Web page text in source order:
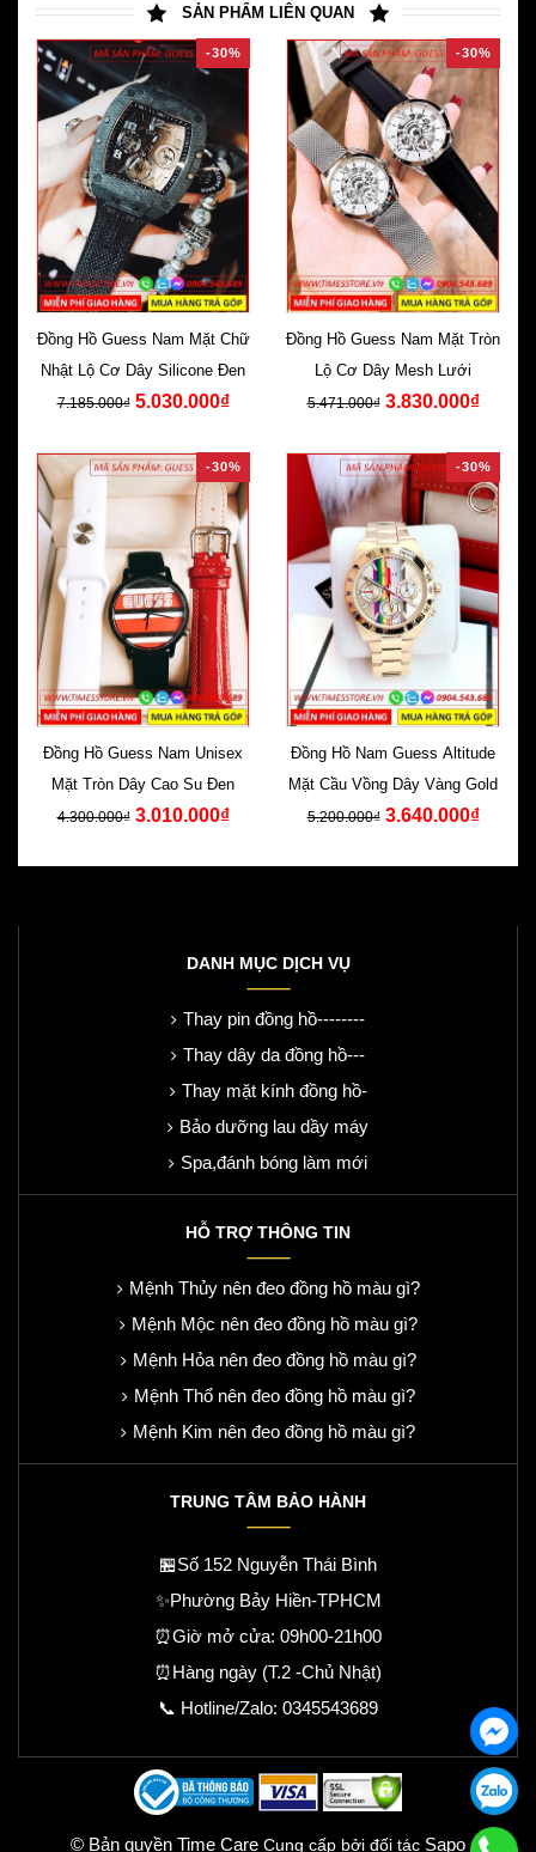
SẢN PHẨM LIÊN QUAN
-30%
Đồng Hồ Guess Nam Mặt Chữ
Nhật Lộ Cơ Dây Silicone Đen
7.185.000₫ 5.030.000₫
-30%
Đồng Hồ Guess Nam Mặt Tròn
Lộ Cơ Dây Mesh Lưới
5.471.000₫ 3.830.000₫
-30%
Đồng Hồ Guess Nam Unisex
Mặt Tròn Dây Cao Su Đen
4.300.000₫ 3.010.000₫
-30%
Đồng Hồ Nam Guess Altitude
Mặt Cầu Vồng Dây Vàng Gold
5.200.000₫ 3.640.000₫
DANH MỤC DỊCH VỤ
Thay pin đồng hồ--------
Thay dây da đồng hồ---
Thay mặt kính đồng hồ-
Bảo dưỡng lau dầy máy
Spa,đánh bóng làm mới
HỖ TRỢ THÔNG TIN
Mệnh Thủy nên đeo đồng hồ màu gì?
Mệnh Mộc nên đeo đồng hồ màu gì?
Mệnh Hỏa nên đeo đồng hồ màu gì?
Mệnh Thổ nên đeo đồng hồ màu gì?
Mệnh Kim nên đeo đồng hồ màu gì?
TRUNG TÂM BẢO HÀNH
🏪Số 152 Nguyễn Thái Bình
✨Phường Bảy Hiền-TPHCM
⏰Giờ mở cửa: 09h00-21h00
⏰Hàng ngày (T.2 -Chủ Nhật)
📞 Hotline/Zalo: 0345543689
© Bản quyền Time Care Cung cấp bởi đối tác Sapo